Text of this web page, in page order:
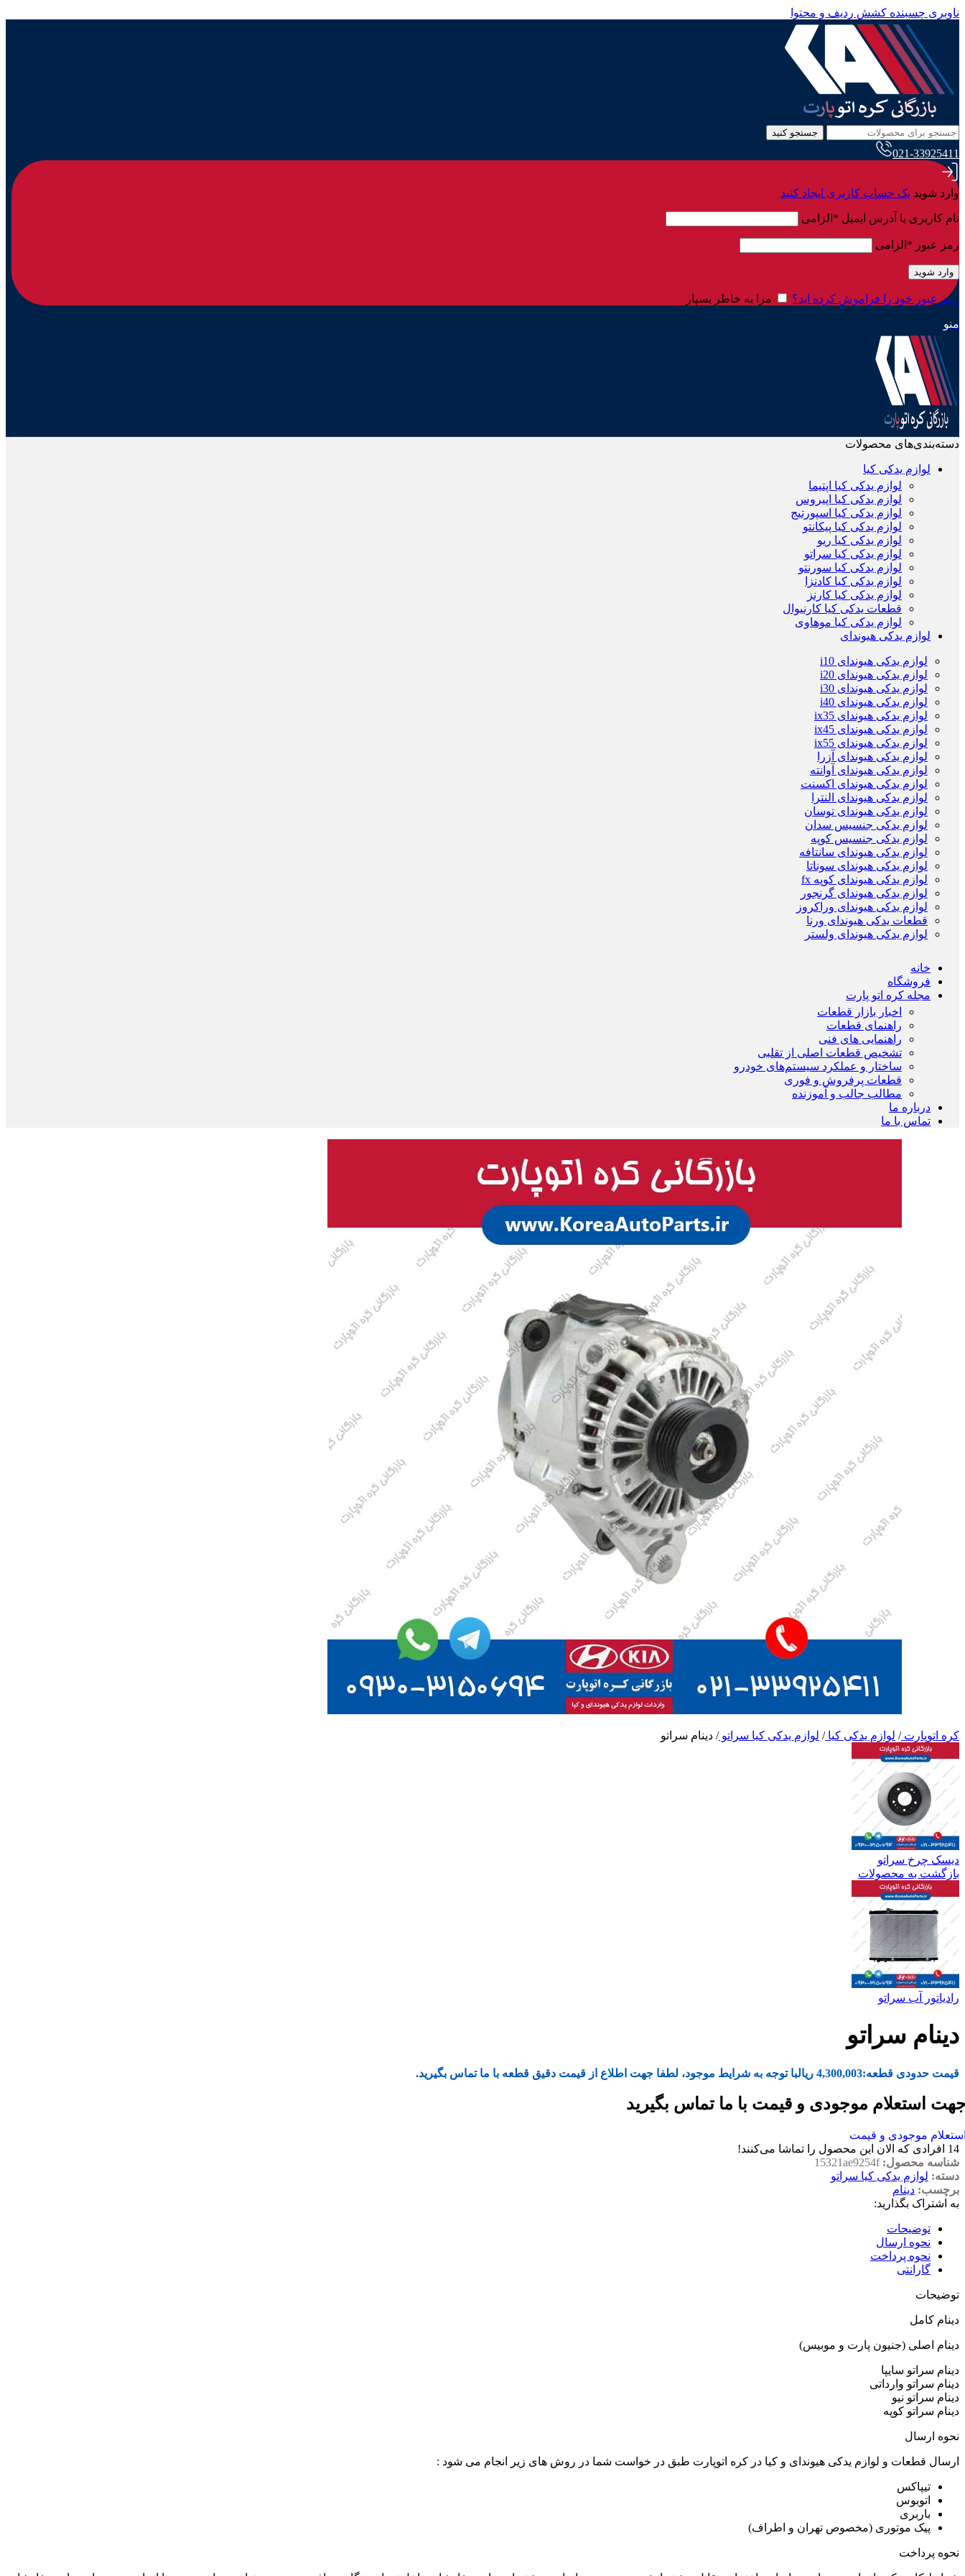
ناوبری چسبنده کشش ردیف و محتوا
جستجو کنید
021-33925411
وارد شوید یک حساب کاربری ایجاد کنید
نام کاربری یا آدرس ایمیل * الزامی
رمز عبور * الزامی
وارد شوید
رمز عبور خود را فراموش کرده اید؟ مرا به خاطر بسپار
منو
دسته‌بندی‌های محصولات
لوازم یدکی کیا
لوازم یدکی کیا اپتیما
لوازم یدکی کیا اپیروس
لوازم یدکی کیا اسپورتیج
لوازم یدکی کیا پیکانتو
لوازم یدکی کیا ریو
لوازم یدکی کیا سراتو
لوازم یدکی کیا سورنتو
لوازم یدکی کیا کادنزا
لوازم یدکی کیا کارنز
قطعات یدکی کیا کارنیوال
لوازم یدکی کیا موهاوی
لوازم یدکی هیوندای
لوازم یدکی هیوندای i10
لوازم یدکی هیوندای i20
لوازم یدکی هیوندای i30
لوازم یدکی هیوندای i40
لوازم یدکی هیوندای ix35
لوازم یدکی هیوندای ix45
لوازم یدکی هیوندای ix55
لوازم یدکی هیوندای آزرا
لوازم یدکی هیوندای آوانته
لوازم یدکی هیوندای اکسنت
لوازم یدکی هیوندای النترا
لوازم یدکی هیوندای توسان
لوازم یدکی جنسیس سدان
لوازم یدکی جنسیس کوپه
لوازم یدکی هیوندای سانتافه
لوازم یدکی هیوندای سوناتا
لوازم یدکی هیوندای کوپه fx
لوازم یدکی هیوندای گرنجور
لوازم یدکی هیوندای وراکروز
قطعات یدکی هیوندای ورنا
لوازم یدکی هیوندای ولستر
خانه
فروشگاه
مجله کره اتو پارت
اخبار بازار قطعات
راهنمای قطعات
راهنمایی های فنی
تشخیص قطعات اصلی از تقلبی
ساختار و عملکرد سیستم‌های خودرو
قطعات پرفروش و فوری
مطالب جالب و آموزنده
درباره ما
تماس با ما
کره اتوپارت/ لوازم یدکی کیا/ لوازم یدکی کیا سراتو/ دینام سراتو
دیسک چرخ سراتو
بازگشت به محصولات
رادیاتور آب سراتو
دینام سراتو
قیمت حدودی قطعه:4,300,003 ریالبا توجه به شرایط موجود، لطفا جهت اطلاع از قیمت دقیق قطعه با ما تماس بگیرید.
استعلام موجودی و قیمت با ما تماس بگیرید
موجودی و قیمت
14 افرادی که الان این محصول را تماشا می‌کنند!
شناسه محصول:15321ae9254f
دسته: لوازم یدکی کیا سراتو
برچسب: دینام
به اشتراک بگذارید:
توضیحات
نحوه ارسال
نحوه پرداخت
گارانتی
توضیحات
دینام کامل
دینام اصلی (جنیون پارت و موبیس)
دینام سراتو سایپا
دینام سراتو وارداتی
دینام سراتو نیو
دینام سراتو کوپه
نحوه ارسال
ارسال قطعات و لوازم یدکی هیوندای و کیا در کره اتوپارت طبق در خواست شما در روش های زیر انجام می شود :
تیپاکس
اتوبوس
باربری
پیک موتوری (مخصوص تهران و اطراف)
نحوه پرداخت